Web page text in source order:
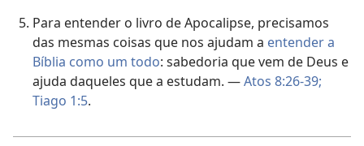
Para entender o livro de Apocalipse, precisamos
das mesmas coisas que nos ajudam a entender a
Bíblia como um todo: sabedoria que vem de Deus e
ajuda daqueles que a estudam. —Atos 8:26-39;
Tiago 1:5.